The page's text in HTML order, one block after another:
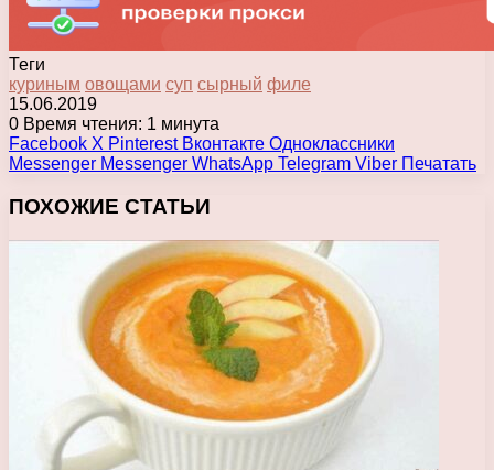
Теги
куриным овощами суп сырный филе
15.06.2019
0 Время чтения: 1 минута
Facebook X Pinterest Вконтакте Одноклассники
Messenger Messenger WhatsApp Telegram Viber Печатать
ПОХОЖИЕ СТАТЬИ